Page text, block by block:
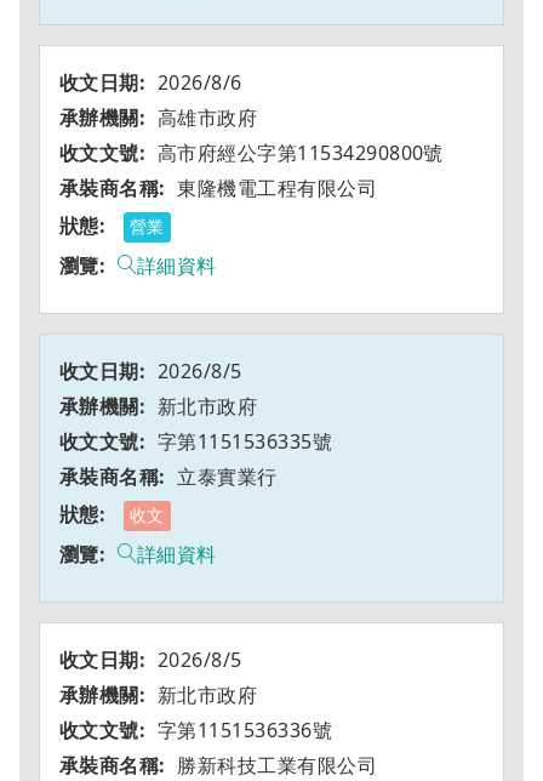
2026/8/6
高雄市政府
高市府經公字第11534290800號
東隆機電工程有限公司
營業
詳細資料
2026/8/5
新北市政府
字第1151536335號
立泰實業行
收文
詳細資料
2026/8/5
新北市政府
字第1151536336號
勝新科技工業有限公司